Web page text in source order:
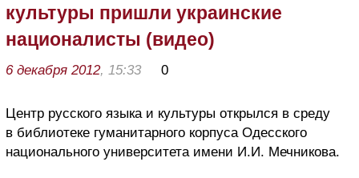
культуры пришли украинские
националисты (видео)
6 декабря 2012, 15:33 0
Центр русского языка и культуры открылся в среду
в библиотеке гуманитарного корпуса Одесского
национального университета имени И.И. Мечникова.